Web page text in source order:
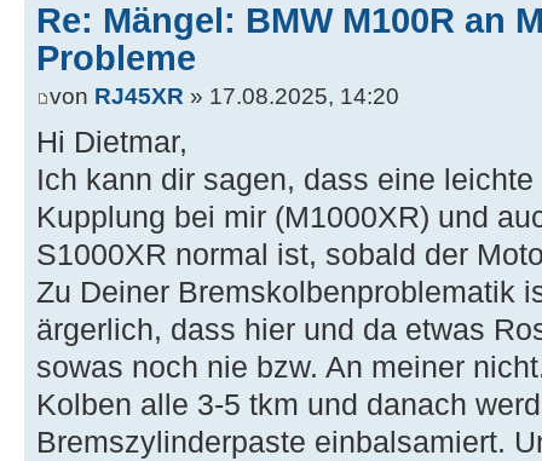
Re: Mängel: BMW M100R an
Probleme
von RJ45XR » 17.08.2025, 14:20
Hi Dietmar,
Ich kann dir sagen, dass eine
Kupplung bei mir (M1000XR) und
S1000XR normal ist, sobald der
Zu Deiner Bremskolbenproblematik
ärgerlich, dass hier und da etwas
sowas noch nie bzw. An meiner
Kolben alle 3-5 tkm und danach
Bremszylinderpaste einbalsamiert.